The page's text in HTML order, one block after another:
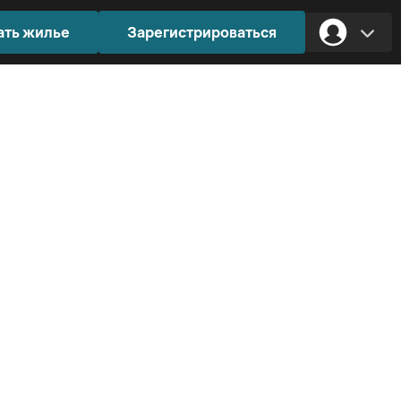
жилье Зарегистрироваться